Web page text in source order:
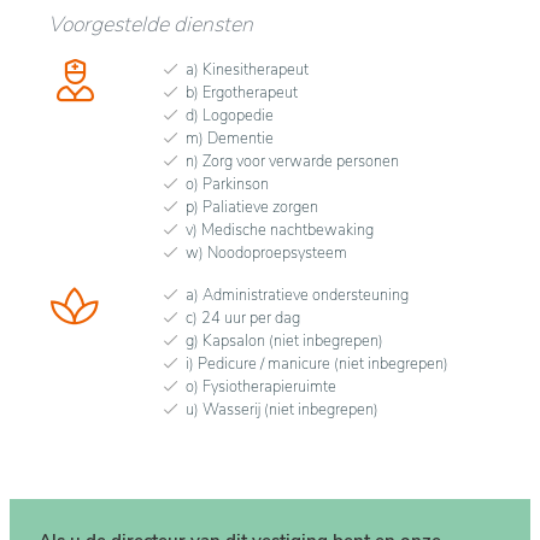
Voorgestelde diensten
a) Kinesitherapeut
b) Ergotherapeut
d) Logopedie
m) Dementie
n) Zorg voor verwarde personen
o) Parkinson
p) Paliatieve zorgen
v) Medische nachtbewaking
w) Noodoproepsysteem
a) Administratieve ondersteuning
c) 24 uur per dag
g) Kapsalon (niet inbegrepen)
i) Pedicure / manicure (niet inbegrepen)
o) Fysiotherapieruimte
u) Wasserij (niet inbegrepen)